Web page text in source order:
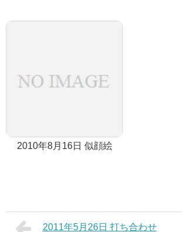
2010年8月16日 似顔絵
2011年5月26日 打ち合わせ